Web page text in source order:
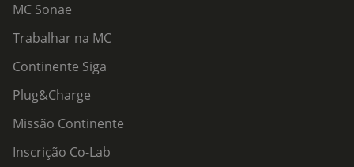
MC Sonae
Trabalhar na MC
Continente Siga
Plug&Charge
Missão Continente
Inscrição Co-Lab